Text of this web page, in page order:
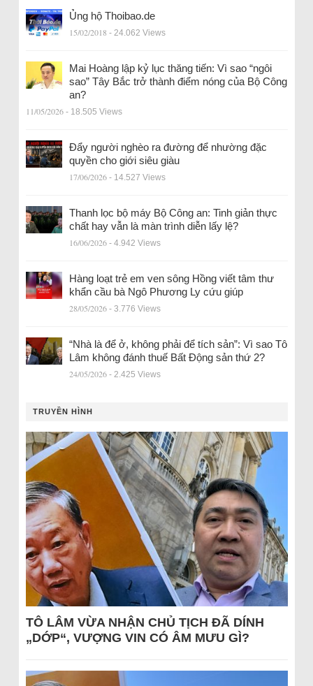
Ủng hộ Thoibao.de
15/02/2018 - 24.062 Views
Mai Hoàng lập kỷ lục thăng tiến: Vì sao “ngôi
sao” Tây Bắc trở thành điểm nóng của Bộ Công
an?
11/05/2026 - 18.505 Views
Đẩy người nghèo ra đường để nhường đặc
quyền cho giới siêu giàu
17/06/2026 - 14.527 Views
Thanh lọc bộ máy Bộ Công an: Tinh giản thực
chất hay vẫn là màn trình diễn lấy lệ?
16/06/2026 - 4.942 Views
Hàng loạt trẻ em ven sông Hồng viết tâm thư
khẩn cầu bà Ngô Phương Ly cứu giúp
28/05/2026 - 3.776 Views
“Nhà là để ở, không phải để tích sản”: Vì sao Tô
Lâm không đánh thuế Bất Động sản thứ 2?
24/05/2026 - 2.425 Views
TRUYỀN HÌNH
TÔ LÂM VỪA NHẬN CHỦ TỊCH ĐÃ DÍNH
„DỚP“, VƯỢNG VIN CÓ ÂM MƯU GÌ?